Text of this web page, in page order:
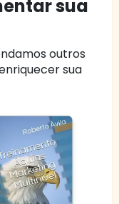
sua
outros
sua